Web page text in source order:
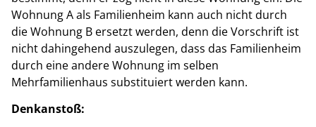
Wohnung A als Familienheim kann auch nicht durch
die Wohnung B ersetzt werden, denn die Vorschrift ist
nicht dahingehend auszulegen, dass das Familienheim
durch eine andere Wohnung im selben
Mehrfamilienhaus substituiert werden kann.
Denkanstoß: